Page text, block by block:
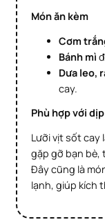
Món ăn kèm
Cơm
Bánh mì
Dưa
cay.
Phù hợp với
Lưỡi vịt sốt cay là món nhậu lý tưởng trong các buổi
gặp gỡ bạn bè,
Đây cũng là
lạnh, giúp kích